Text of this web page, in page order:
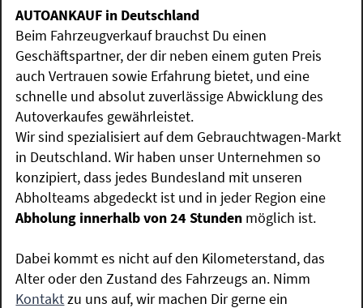
AUTOANKAUF in Deutschland
Beim Fahrzeugverkauf brauchst Du einen
Geschäftspartner, der dir neben einem guten Preis
auch Vertrauen sowie Erfahrung bietet, und eine
schnelle und absolut zuverlässige Abwicklung des
Autoverkaufes gewährleistet.
Wir sind spezialisiert auf dem Gebrauchtwagen-Markt
in Deutschland. Wir haben unser Unternehmen so
konzipiert, dass jedes Bundesland mit unseren
Abholteams abgedeckt ist und in jeder Region eine
Abholung innerhalb von 24 Stunden möglich ist.
Dabei kommt es nicht auf den Kilometerstand, das
Alter oder den Zustand des Fahrzeugs an. Nimm
Kontaktzu uns auf, wir machen Dir gerne ein